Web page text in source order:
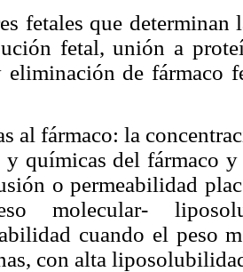
fetales que
fetal, unión a
eliminación de fármaco
al fármaco: la
y químicas del fármaco
o permeabilidad
molecular-
cuando el peso
con alta